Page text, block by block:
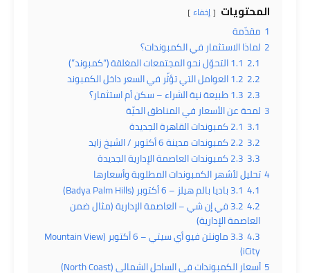
المحتويات إخفاء
1 مقدّمة
2 لماذا الاستثمار في الكمبوندات؟
2.1 1.1 التحوّل نحو المجتمعات المغلقة (“كمبوند”)
2.2 1.2 العوامل التي تؤثّر في السعر داخل الكمبوند
2.3 1.3 طبيعة نية الشراء – سكن أم استثمار؟
3 لمحة عن الأسعار في المناطق الحيّة
3.1 2.1 كمبوندات القاهرة الجديدة
3.2 2.2 كمبوندات مدينة 6 أكتوبر / الشيخ زايد
3.3 2.3 كمبوندات العاصمة الإدارية الجديدة
4تحليل لأشهر الكمبوندات المطلوبة وأسعارها
4.1 3.1 ­باديا بالم هيلز – 6 أكتوبر (Badya Palm Hills)
4.2
3.2 ­في إن شي – العاصمة الإدارية (مثال ضمن
العاصمة الإدارية)
4.3
3.3 ­ماونتن فيو أي سيتي – 6 أكتوبر (Mountain View
iCity)
5 أسعار الكمبوندات في الساحل الشمالي (North Coast)